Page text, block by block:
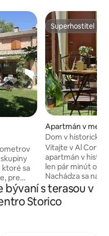
ktoré sa
pre
brehu
vďaka
Superhostiteľ
Superhostiteľ
Apartmán v
Dom v
Cortiletto
Vitajte v Al Cortiletto! Útulný
apartmán v
len pár minút od
Nachádza sa na
očarujúci malý
páry, rodiny
4 osoby). Zahŕňa
s terasou v
Storico